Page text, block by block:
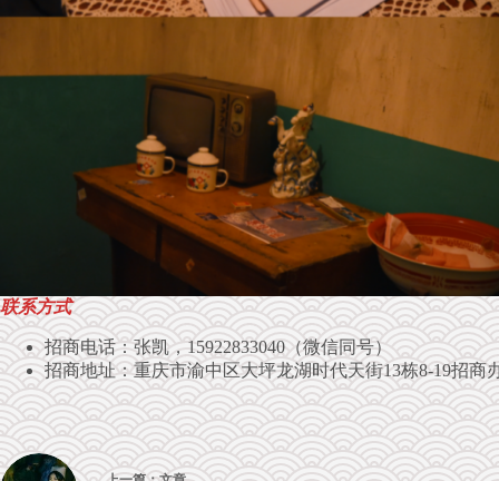
联系方式
招商电话：张凯，15922833040（微信同号）
招商地址：重庆市渝中区大坪龙湖时代天街13栋8-19招商